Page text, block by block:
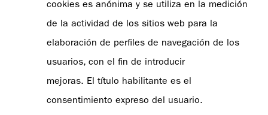
cookies es anónima y se utiliza en la medición
de la actividad de los sitios web para la
elaboración de perfiles de navegación de los
usuarios, con el fin de introducir
mejoras. El título habilitante es el
consentimiento expreso del usuario.